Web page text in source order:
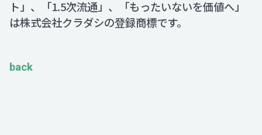
ト」、「1.5次流通」、「もったいないを価値へ」
は株式会社クラダシの登録商標です。
back